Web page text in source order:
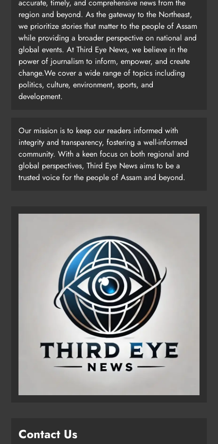
accurate, timely, and comprehensive news from the
region and beyond. As the gateway to the Northeast,
we prioritize stories that matter to the people of Assam
while providing a broader perspective on national and
global events. At Third Eye News, we believe in the
power of journalism to inform, empower, and create
change.We cover a wide range of topics including
politics, culture, environment, sports, and
development.
Our mission is to keep our readers informed with
integrity and transparency, fostering a well-informed
community. With a keen focus on both regional and
global perspectives, Third Eye News aims to be a
trusted voice for the people of Assam and beyond.
Contact Us